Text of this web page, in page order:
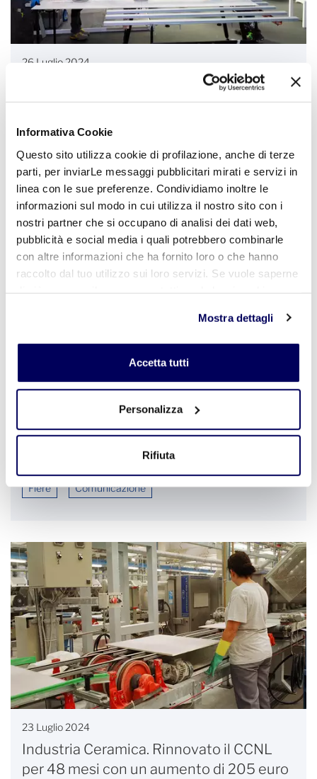
Informativa Cookie
Questo sito utilizza cookie di profilazione, anche di terze
parti, per inviarLe messaggi pubblicitari mirati e servizi in
linea con le sue preferenze. Condividiamo inoltre le
informazioni sul modo in cui utilizza il nostro sito con i
nostri partner che si occupano di analisi dei dati web,
pubblicità e social media i quali potrebbero combinarle
con altre informazioni che ha fornito loro o che hanno
raccolto dal tuo utilizzo sui loro servizi. Se vuole saperne
sul tasto "Accetta tutti". Se non vuole i cookie di
profilazione può negare il consenso sul tasto "Rifiuta".
Mostra dettagli
Accetta tutti
Personalizza
Rifiuta
26 Luglio 2024
Città della Posa: un nuovo concept sul
rapporto uomo-macchina e iniziative di
formazione
Fiere Comunicazione
24 Luglio 2024
Il Premio Pritzker 2024 Riken Yamamoto
ospite di Costruire Abitare Pensare a
Fiere Comunicazione
23 Luglio 2024
Industria Ceramica. Rinnovato il CCNL
per 48 mesi con un aumento di 205 euro